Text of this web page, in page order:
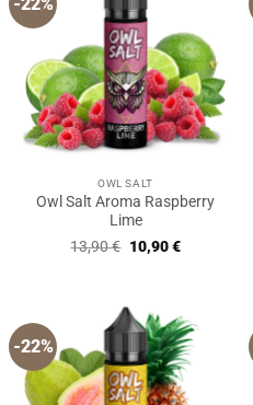
OWL SALT
Owl Salt Aroma Raspberry
Lime
13,90€ Ursprünglicher
Preis
10,90€Aktueller
-22%